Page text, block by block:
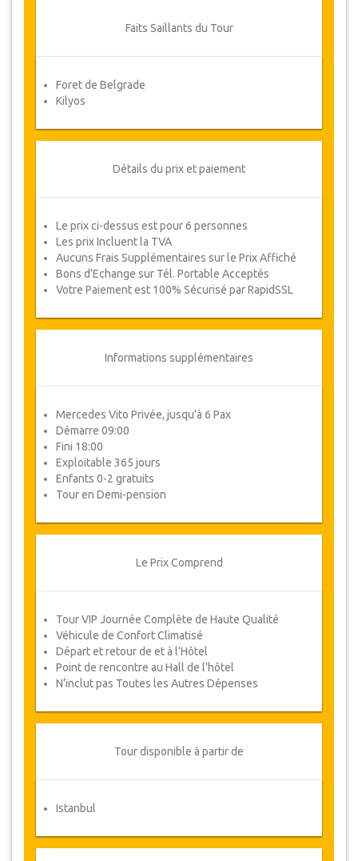
d'informations.
réservation a été confirmée. L'annulation
électronique.
à l'avance, il y aura facturation de 50% du
l'avance ne sont pas remboursables.
De temps en temps, JazicoWorld peut
avoir besoin de modifier les termes de
l'accord en raison de Force Majeure. Dans
de tels cas, les clients auront droit à
d’autres dates alternatives ou un
remboursement complet.
Une fois votre paiement effectué, vous serez
vos informations de réservation et vous recevrez
automatiquement votre Voucher.
Suivez JazicoWorld? .. Passez
le mot!
Faits Saillants du Tour
Foret de Belgrade
Kilyos
Détails du prix et paiement
Le prix ci-dessus est pour 6 personnes
Les prix Incluent la TVA
Aucuns Frais Supplémentaires sur le Prix Affiché
Bons d’Echange sur Tél. Portable Acceptés
Votre Paiement est 100% Sécurisé par RapidSSL
Informations supplémentaires
Mercedes Vito Privée, jusqu'à 6 Pax
Démarre 09:00
Fini 18:00
Exploitable 365 jours
Enfants 0-2 gratuits
Tour en Demi-pension
Le Prix Comprend
Tour VIP Journée Complète de Haute Qualité
Véhicule de Confort Climatisé
Départ et retour de et à l’Hôtel
Point de rencontre au Hall de l'hôtel
N’inclut pas Toutes les Autres Dépenses
Tour disponible à partir de
Istanbul